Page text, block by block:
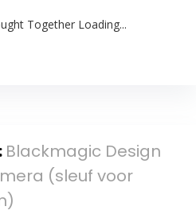
Together Loading...
Blackmagic Design
(sleuf voor